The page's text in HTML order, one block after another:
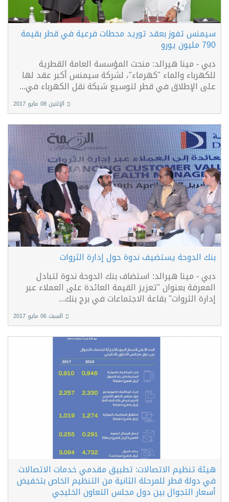
سيمنس تفوز بعقد توريد محطات فرعية في قطر بقيمة
790 مليون يورو
دبي - مينا هيرالد: منحت المؤسسة العامة القطرية
للكهرباء والماء "كهرماء"، لشركة سيمنس أكبر عقد لها
على الإطلاق في قطر لتوسيع شبكة نقل الكهرباء في...
الإثنين 08 مايو 2017
بنك الدوحة يستضيف ندوة حول إدارة الثروات
دبي - مينا هيرالد: استضاف بنك الدوحة ندوة لتبادل
المعرفة بعنوان "تعزيز القيمة العائدة على العملاء عبر
إدارة الثروات" بقاعة الاجتماعات في برج بنك...
السبت 06 مايو 2017
هيئة تنظيم الاتصالات: تطبيق مقدمي خدمات الاتصالات
في دولة قطر للمرحلة الثانية من التنظيم الخاص بتخفيض
أسعار التجوال بين دول مجلس التعاون الخليجي